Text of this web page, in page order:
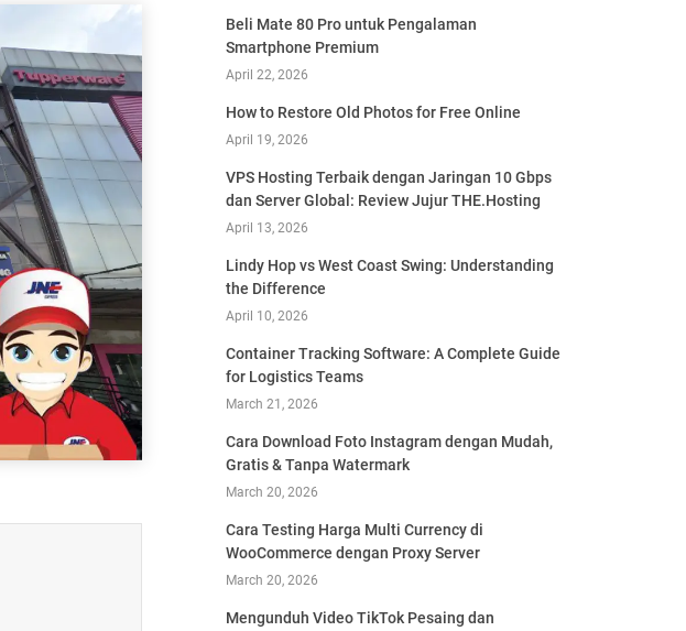
Beli Mate 80 Pro untuk Pengalaman
Smartphone Premium
April 22, 2026
How to Restore Old Photos for Free Online
April 19, 2026
VPS Hosting Terbaik dengan Jaringan 10 Gbps
dan Server Global: Review Jujur THE.Hosting
April 13, 2026
Lindy Hop vs West Coast Swing: Understanding
the Difference
April 10, 2026
Container Tracking Software: A Complete Guide
for Logistics Teams
March 21, 2026
Cara Download Foto Instagram dengan Mudah,
Gratis & Tanpa Watermark
March 20, 2026
Cara Testing Harga Multi Currency di
WooCommerce dengan Proxy Server
March 20, 2026
Mengunduh Video TikTok Pesaing dan